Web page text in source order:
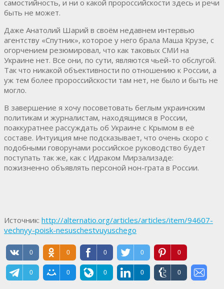
самостийность, и ни о какой пророссийскости здесь и речи
быть не может.
Даже Анатолий Шарий в своём недавнем интервью
агентству «Спутник», которое у него брала Маша Крузе, с
огорчением резюмировал, что как таковых СМИ на
Украине нет. Все они, по сути, являются чьей-то обслугой.
Так что никакой объективности по отношению к России, а
уж тем более пророссийскости там нет, не было и быть не
могло.
В завершение я хочу посоветовать беглым украинским
политикам и журналистам, находящимся в России,
поаккуратнее рассуждать об Украине с Крымом в её
составе. Интуиция мне подсказывает, что очень скоро с
подобными говорунами российское руководство будет
поступать так же, как с Идраком Мирзализаде:
пожизненно объявлять персоной нон-грата в России.
Источник: http://alternatio.org/articles/articles/item/94607-
vechnyy-poisk-nesuschestvuyuschego
0 0 0 0 0
0 0 0 0 0